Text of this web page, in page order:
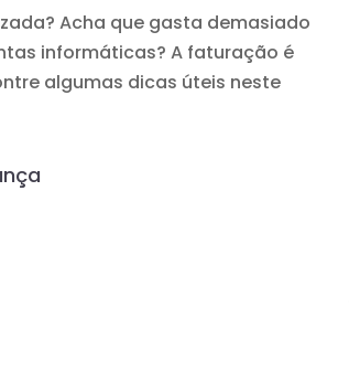
Acha que gasta demasiado
informáticas? A faturação é
algumas dicas úteis neste